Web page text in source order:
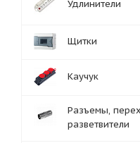
Удлинители
Щитки
Каучук
Разъемы,
разветвители